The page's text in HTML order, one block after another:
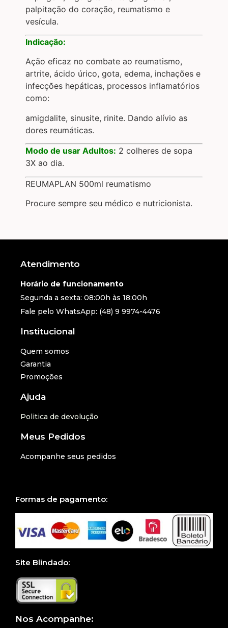
palpitação do coração, reumatismo e
vesícula.
Indicação:
Ação eficaz no combate ao reumatismo,
artrite, ácido úrico, gota, edema, inchações e
infecções hepáticas, processos inflamatórios
como:
amigdalite, sinusite, rinite. Dando alívio as
dores reumáticas.
Modo de usar Adultos: 2 colheres de sopa
3X ao dia.
REUMAPLAN 500ml reumatismo
Procure sempre seu médico e nutricionista.
Atendimento
Horário de funcionamento
Segunda a sexta: 08:00h às 18:00h
Fale pelo WhatsApp: (48) 9 9974-4476
Institucional
Quem somos
Garantia
Promoções
Ajuda
Politica de devolução
Meus Pedidos
Acompanhe seus pedidos
Formas de pagamento:
Site Blindado:
Nos Acompanhe: